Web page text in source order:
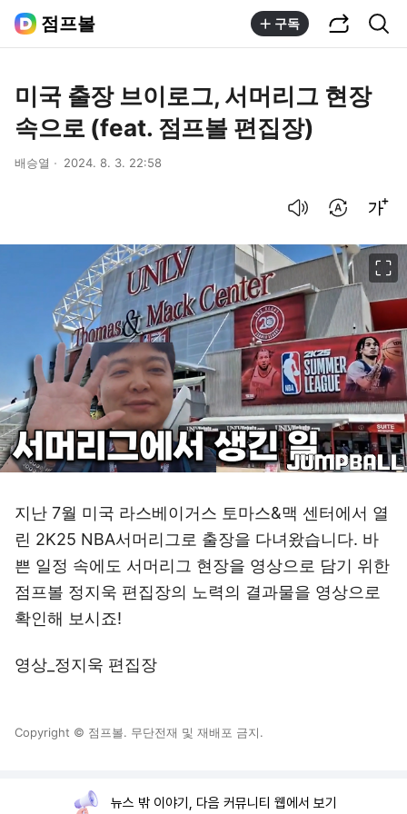
점프볼 구독
미국 출장 브이로그, 서머리그 현장
속으로 (feat. 점프볼 편집장)
배승열 2024. 8. 3. 22:58
지난 7월 미국 라스베이거스 토마스&맥 센터에서 열
린 2K25 NBA서머리그로 출장을 다녀왔습니다. 바
쁜 일정 속에도 서머리그 현장을 영상으로 담기 위한
점프볼 정지욱 편집장의 노력의 결과물을 영상으로
확인해 보시죠!
영상_정지욱 편집장
Copyright © 점프볼. 무단전재 및 재배포 금지.
뉴스 밖 이야기, 다음 커뮤니티 웹에서 보기